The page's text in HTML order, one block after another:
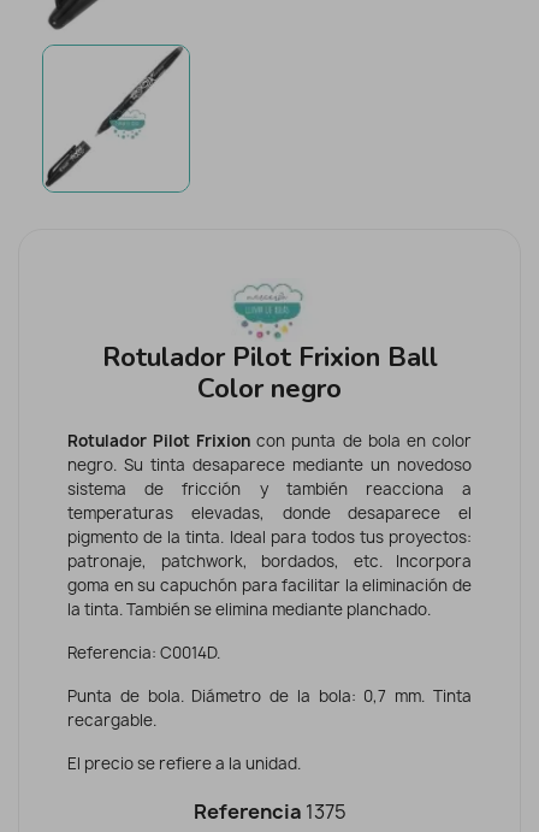
Rotulador Pilot Frixion Ball
Color negro
Rotulador Pilot Frixion con punta de bola en color
negro. Su tinta desaparece mediante un novedoso
sistema de fricción y también reacciona a
temperaturas elevadas, donde desaparece el
pigmento de la tinta. Ideal para todos tus proyectos:
patronaje, patchwork, bordados, etc. Incorpora
goma en su capuchón para facilitar la eliminación de
la tinta. También se elimina mediante planchado.
Referencia: C0014D.
Punta de bola. Diámetro de la bola: 0,7 mm. Tinta
recargable.
El precio se refiere a la unidad.
Referencia 1375